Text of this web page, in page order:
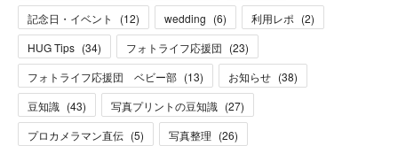
記念日・イベント
(12) wedding (6) 利用レポ (2)
HUG Tips (34) フォトライフ応援団 (23)
フォトライフ応援団 ベビー部 (13) お知らせ (38)
豆知識 (43) 写真プリントの豆知識 (27)
プロカメラマン直伝 (5) 写真整理 (26)